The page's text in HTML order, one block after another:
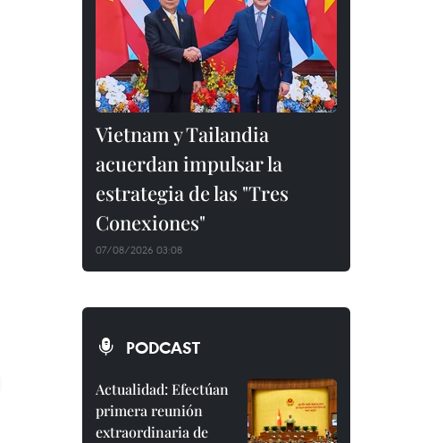
Vietnam y Tailandia
acuerdan impulsar la
estrategia de las "Tres
Conexiones"
07/08/2026 03:08
PODCAST
Actualidad: Efectúan
primera reunión
extraordinaria de